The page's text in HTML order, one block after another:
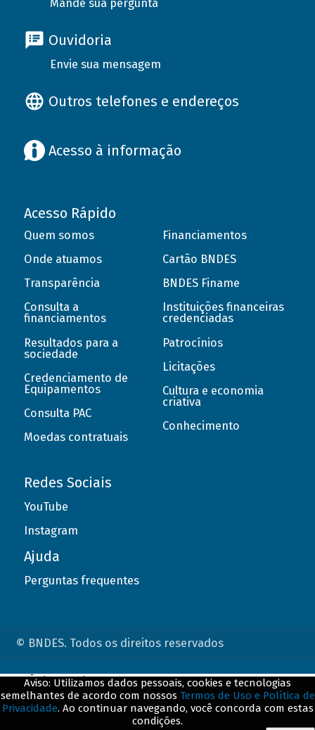
Mande sua pergunta
Ouvidoria
Envie sua mensagem
Outros telefones e endereços
Acesso à informação
Acesso Rápido
Quem somos
Onde atuamos
Transparência
Consulta a
financiamentos
Resultados para a
sociedade
Credenciamento de
Equipamentos
Consulta PAC
Moedas contratuais
Financiamentos
Cartão BNDES
BNDES Finame
Instituições financeiras
credenciadas
Patrocínios
Licitações
Cultura e economia
criativa
Conhecimento
Redes Sociais
YouTube
Instagram
Ajuda
Perguntas frequentes
© BNDES. Todos os direitos reservados
Aviso: Utilizamos dados pessoais, cookies e tecnologias
semelhantes de acordo com nossos Termos de Uso e Política de
Privacidade. Ao continuar navegando, você concorda com estas
condições.
ConteÃºdo complementar
${title}${badge}